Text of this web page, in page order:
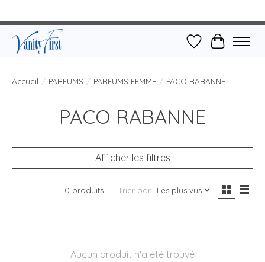
Liste dePanier
Accueil / PARFUMS / PARFUMS FEMME / PACO RABANNE
PACO RABANNE
Afficher les filtres
0 produits Trier par Les plus vus
Aucun produit n'a été trouvé